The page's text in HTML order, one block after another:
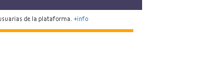
de la plataforma. +info